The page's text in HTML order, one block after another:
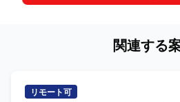
関連する
リモート可